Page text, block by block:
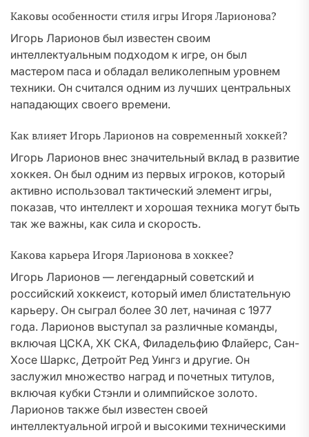
Каковы особенности стиля игры Игоря Ларионова?
Игорь Ларионов был известен своим
интеллектуальным подходом к игре, он был
мастером паса и обладал великолепным уровнем
техники. Он считался одним из лучших центральных
нападающих своего времени.
Как влияет Игорь Ларионов на современный хоккей?
Игорь Ларионов внес значительный вклад в развитие
хоккея. Он был одним из первых игроков, который
активно использовал тактический элемент игры,
показав, что интеллект и хорошая техника могут быть
так же важны, как сила и скорость.
Какова карьера Игоря Ларионова в хоккее?
Игорь Ларионов — легендарный советский и
российский хоккеист, который имел блистательную
карьеру. Он сыграл более 30 лет, начиная с 1977
года. Ларионов выступал за различные команды,
включая ЦСКА, ХК СКА, Филадельфию Флайерс, Сан-
Хосе Шаркс, Детройт Ред Уингз и другие. Он
заслужил множество наград и почетных титулов,
включая кубки Стэнли и олимпийское золото.
Ларионов также был известен своей
интеллектуальной игрой и высокими техническими